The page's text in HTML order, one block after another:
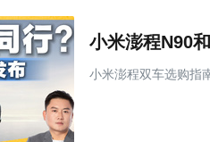
小米澎程N90
小米澎程双车选购指